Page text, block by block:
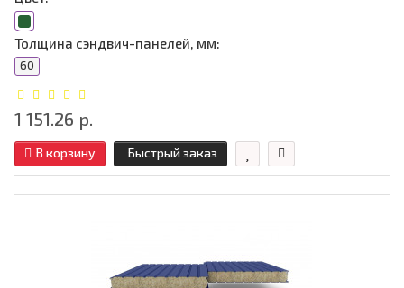
Толщина сэндвич-панелей, мм:
60
1 151.26 р.
В корзину Быстрый заказ